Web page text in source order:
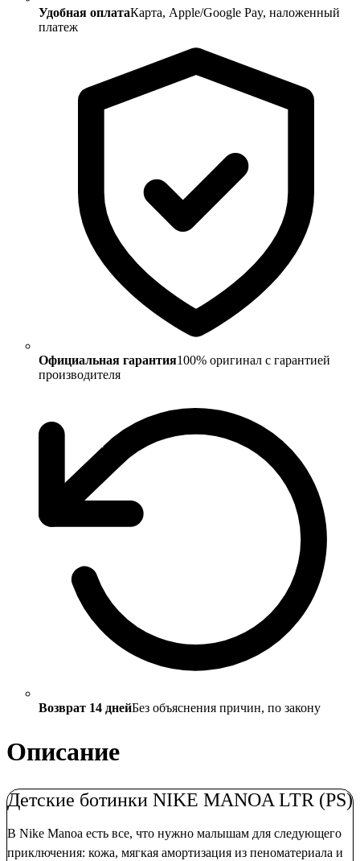
Удобная оплатаКарта, Apple/Google Pay, наложенный
платеж
Официальная гарантия100% оригинал с гарантией
производителя
Возврат 14 днейБез объяснения причин, по закону
Описание
Детские ботинки NIKE MANOA LTR (PS)
В Nike Manoa есть все, что нужно малышам для следующего
приключения: кожа, мягкая амортизация из пеноматериала и